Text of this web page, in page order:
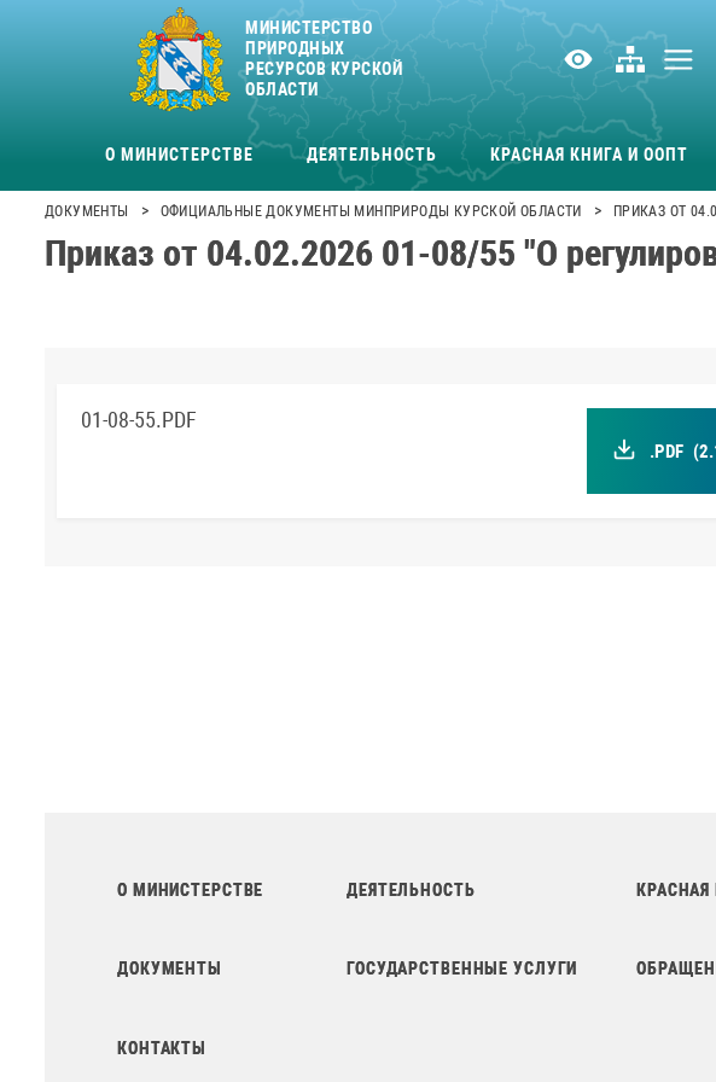
МИНИСТЕРСТВО
ПРИРОДНЫХ
РЕСУРСОВ КУРСКОЙ
ОБЛАСТИ
О МИНИСТЕРСТВЕ ДЕЯТЕЛЬНОСТЬ КРАСНАЯ КНИГА И ООПТ
ДОКУМЕНТЫ > ОФИЦИАЛЬНЫЕ ДОКУМЕНТЫ МИНПРИРОДЫ КУРСКОЙ ОБЛАСТИ > ПРИКАЗ ОТ
Приказ от 04.02.2026 01-08/55 "О
01-08-55.PDF
.PDF
О МИНИСТЕРСТВЕ ДЕЯТЕЛЬНОСТЬ
ДОКУМЕНТЫ ГОСУДАРСТВЕННЫЕ УСЛУГИ
КОНТАКТЫ